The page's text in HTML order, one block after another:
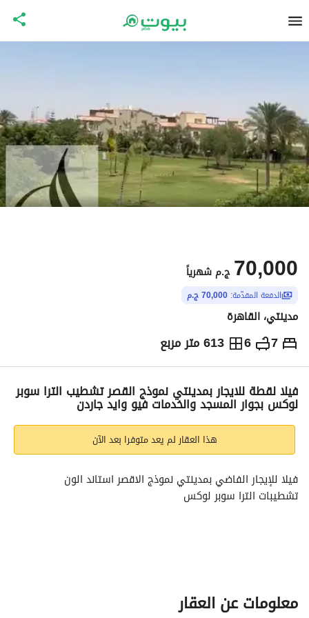
ج.م 70,000 شهرياً
الدفعة المقدّمة: 70,000 ج.م
مدينتي، القاهرة
7
6 613 متر مربع ج.م70,000شهرياً
الاماكن القريبة
فيلا لقطة للايجار بمدينتي نموذج القصر تشطيب الترا سوبر
لوكس بجوار المسجد والخدمات فيو وايد جاردن
هذا العقار لم يعد متوفرا بعد الآن
فيلا للإيجار الفاضي بمدينتي نموذج الاقصر استاند الون
تشطيبات الترا سوبر لوكس
تتكون الفيلا من :
معلومات عن العقار